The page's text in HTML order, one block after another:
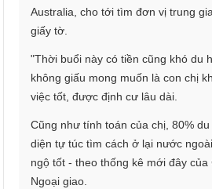
Australia, cho tới tìm đơn vị trung
giấy tờ.
"Thời buổi này có tiền cũng khó du
không giấu mong muốn là con chị
việc tốt, được định cư lâu dài.
Cũng như tính toán của chị, 80%
diện tự túc tìm cách ở lại nước
ngộ tốt - theo thống kê mới đây của
Ngoại giao.